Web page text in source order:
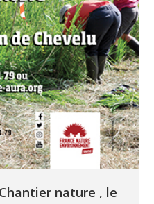
nature , le